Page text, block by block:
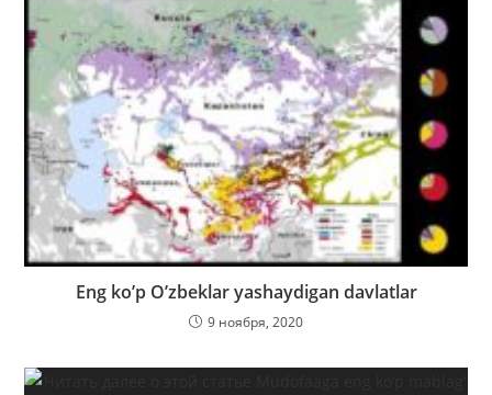
Eng ko’p O’zbeklar yashaydigan davlatlar
9 ноября, 2020